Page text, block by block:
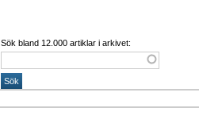
Sök bland 12.000 artiklar i arkivet: